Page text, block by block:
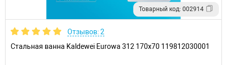
Товарный код: 002914
Отзывов: 2
Стальная ванна Kaldewei Eurowa 312 170x70 119812030001